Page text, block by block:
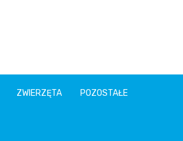
ZWIERZĘTA POZOSTAŁE